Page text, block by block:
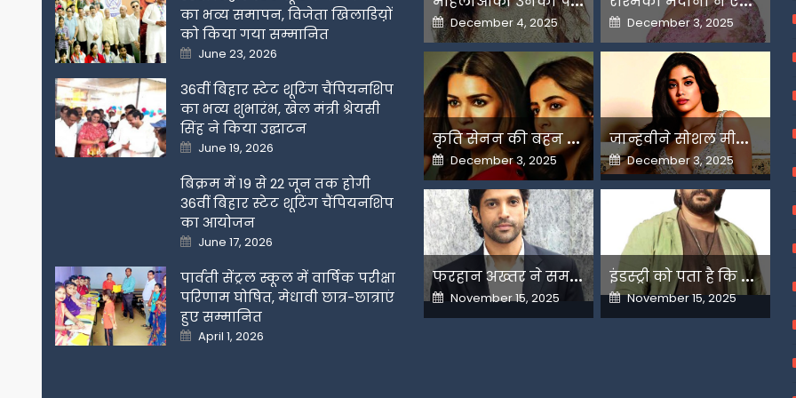
का भव्य समापन, विजेता खिलाडिय़ों
को किया गया सम्मानित
Posted
on
June 23, 2026
36वीं बिहार स्टेट शूटिंग चैंपियनशिप
का भव्य शुभारंभ, खेल मंत्री श्रेयसी
सिंह ने किया उद्घाटन
Posted
on
June 19, 2026
बिक्रम में 19 से 22 जून तक होगी
36वीं बिहार स्टेट शूटिंग चैंपियनशिप
का आयोजन
Posted
on
June 17, 2026
पार्वती सेंट्रल स्कूल में वार्षिक परीक्षा
परिणाम घोषित, मेधावी छात्र-छात्राएं
हुए सम्मानित
Posted
on
April 1, 2026
Posted
on
December 4, 2025 Posted
on
December 3, 2025
क
ृति सेनन की बहन नूपुर अगले महीने करेंगी डेस्टिनेशन मैरिज
Posted
on
December 3, 2025
ज
ान्हवीने सोशल मीडियापर उठाये सवाल
Posted
on
December 3, 2025
फ
रहान अख्तर ने समझाया देशभक्ति और अंधभक्ति का फर्क
Posted
on
November 15, 2025
इ
ंडस्ट्री को पता है कि मैं कहीं नहीं जाने वाला-अरशद वारसी
Posted
on
November 15, 2025